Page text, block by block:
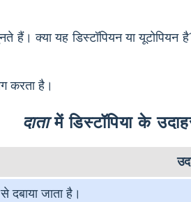
क्या यह डिस्टॉपियन या यूटोपियन है?
करता है।
दातामें डिस्टॉपिया के
दबाया जाता है।